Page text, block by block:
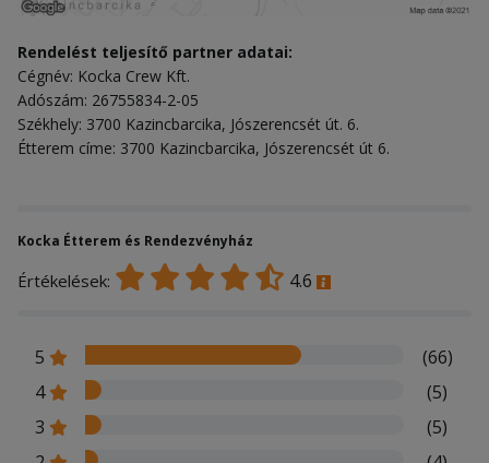
Rendelést teljesítő partner adatai:
Cégnév: Kocka Crew Kft.
Adószám: 26755834-2-05
Székhely: 3700 Kazincbarcika, Jószerencsét út. 6.
Étterem címe: 3700 Kazincbarcika, Jószerencsét út 6.
Kocka Étterem és Rendezvényház
Értékelések: 4.6
5
(66)
4
(5)
3
(5)